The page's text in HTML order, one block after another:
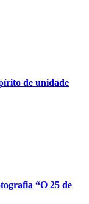
de unidade
“O 25 de